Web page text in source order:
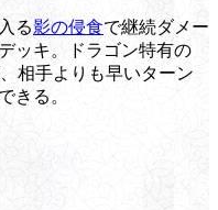
る影の侵食で継続ダメー
ッキ。ドラゴン特有の
相手よりも早いターン
きる。